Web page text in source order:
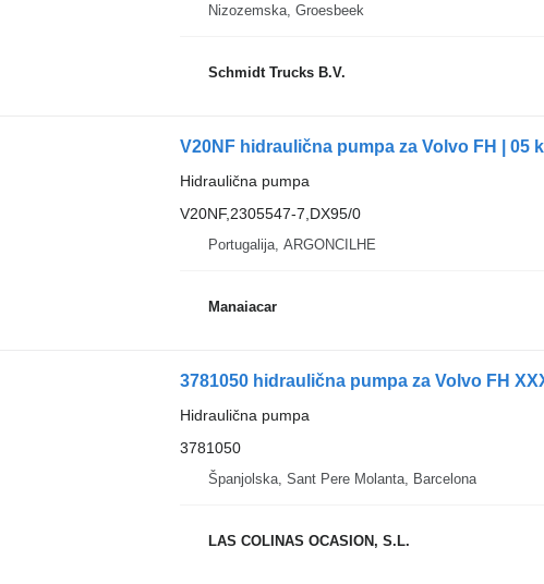
Nizozemska, Groesbeek
Schmidt Trucks B.V.
V20NF hidraulična pumpa za Volvo FH | 05
Hidraulična pumpa
V20NF,2305547-7,DX95/0
Portugalija, ARGONCILHE
Manaiacar
3781050 hidraulična pumpa za Volvo FH
Hidraulična pumpa
3781050
Španjolska, Sant Pere Molanta, Barcelona
LAS COLINAS OCASION, S.L.